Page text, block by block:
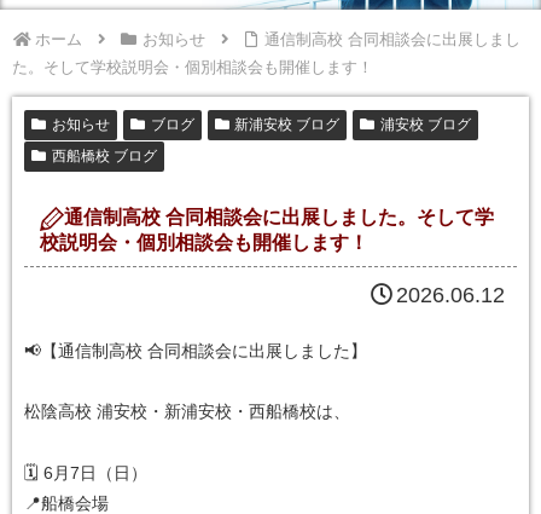
ホーム お知らせ
通信制高校 合同相談会に出展しまし
た。そして学校説明会・個別相談会も開催します！
お知らせ ブログ 新浦安校 ブログ
浦安校 ブログ
西船橋校 ブログ
通信制高校 合同相談会に出展しました。そして学
校説明会・個別相談会も開催します！
2026.06.12
📢【通信制高校 合同相談会に出展しました】
松陰高校 浦安校・新浦安校・西船橋校は、
🗓 6月7日（日）
📍船橋会場